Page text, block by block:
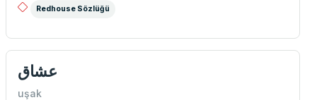
Redhouse Sözlüğü
عشاق
uşak